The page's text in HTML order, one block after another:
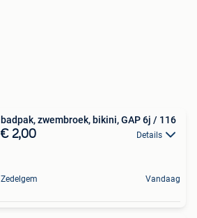
badpak, zwembroek, bikini, GAP 6j / 116
€ 2,00 Details
Zedelgem Vandaag